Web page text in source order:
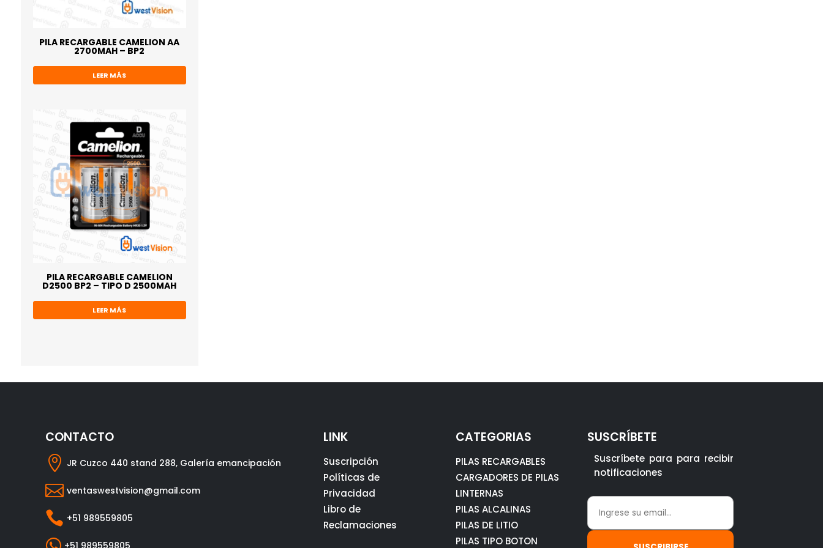
PILA RECARGABLE CAMELION AA
2700MAH – BP2
LEER MÁS
PILA RECARGABLE CAMELION
D2500 BP2 – TIPO D 2500MAH
LEER MÁS
CONTACTO
 JR Cuzco 440 stand 288, Galería emancipación
 ventaswestvision@gmail.com
 +51 989559805
+51 989559805
LINK
Suscripción
Políticas de
Privacidad
Libro de
Reclamaciones
CATEGORIAS
PILAS RECARGABLES
CARGADORES DE PILAS
LINTERNAS
PILAS ALCALINAS
PILAS DE LITIO
PILAS TIPO BOTON
SUSCRÍBETE
Suscríbete para para recibir
notificaciones